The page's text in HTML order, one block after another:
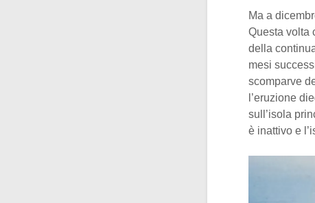
Ma a
Questa volta
della
mesi
scomparve
l’eruzione
sull’isola
è inattivo e